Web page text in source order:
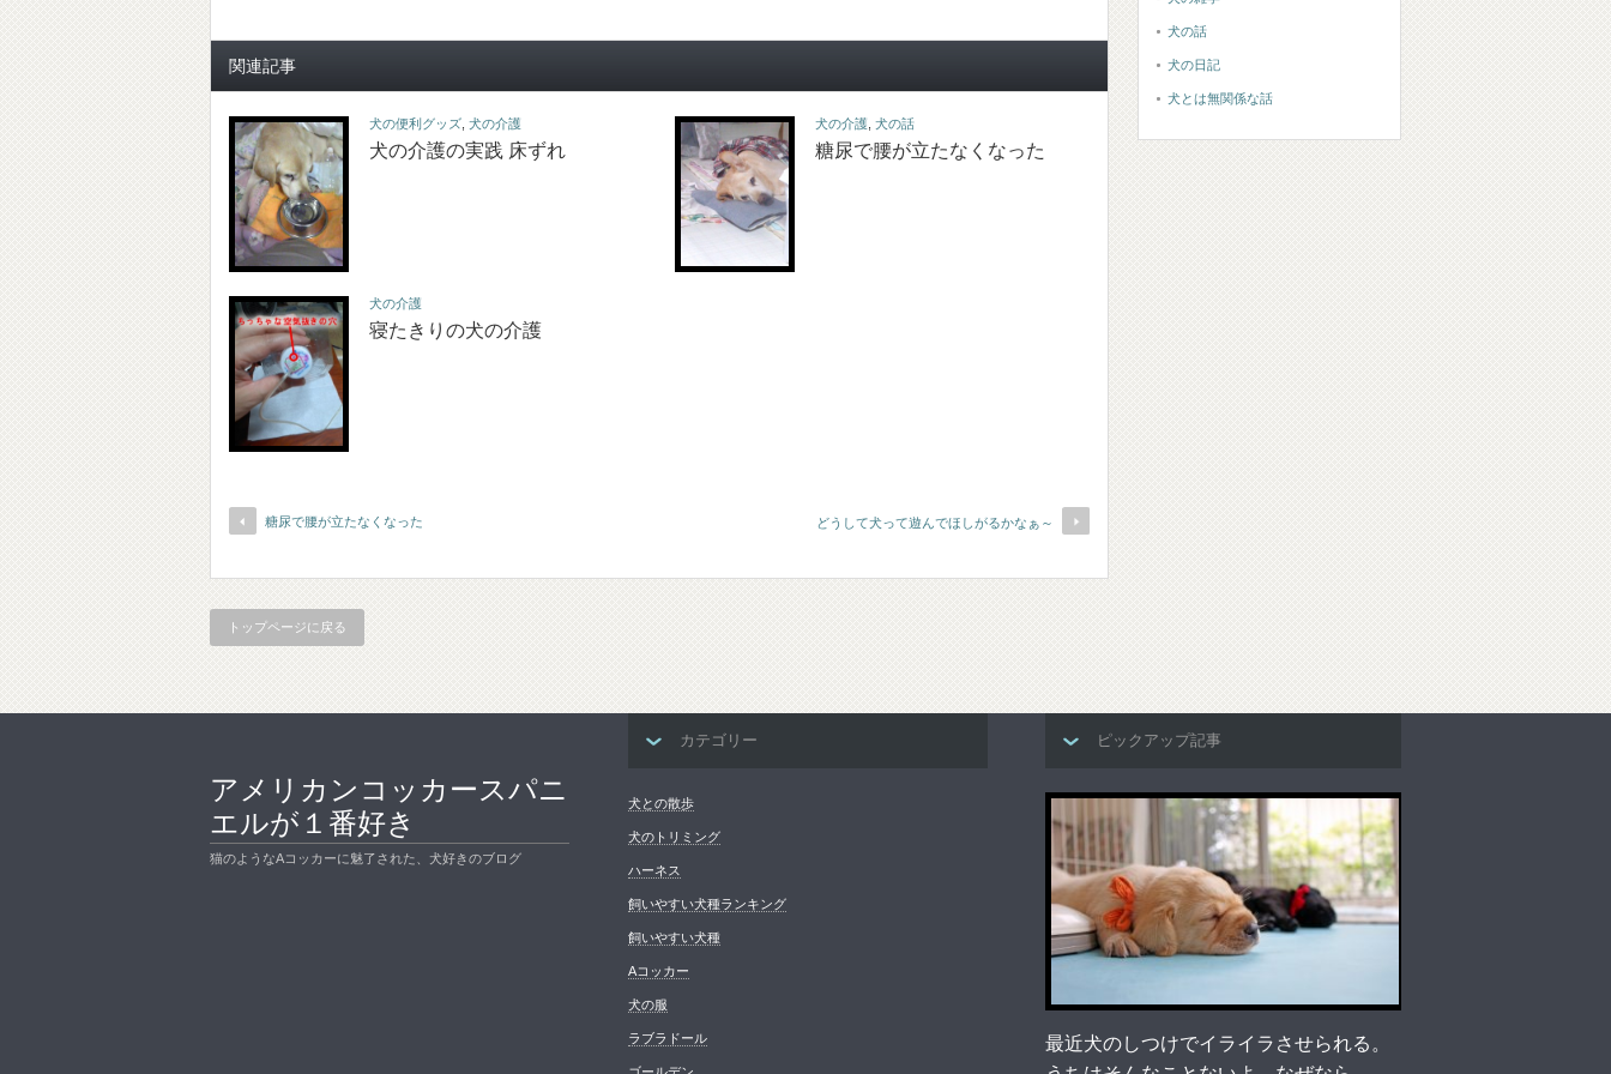
関連記事
犬の便利グッズ 犬の介護
犬の介護の実践 床ずれ
犬の介護 犬の話
糖尿で腰が立たなくなった
犬の介護
寝たきりの犬の介護
糖尿で腰が立たなくなった どうして犬って遊んでほしがるかなぁ～
トップページに戻る
犬の話
犬の日記
犬とは無関係な話
カテゴリー
犬との散歩
犬のトリミング
ハーネス
飼いやすい犬種ランキング
飼いやすい犬種
Aコッカー
犬の服
ラブラドール
ピックアップ記事
最近犬のしつけでイライラさせられる。
アメリカンコッカースパニ
エルが１番好き
猫のようなAコッカーに魅了された、犬好きのブログ